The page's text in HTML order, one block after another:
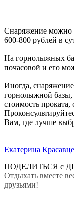
Снаряжение можно
600-800 рублей в
На горнолыжных
почасовой и его
Иногда,
горнолыжной
стоимость
Вам, где лучше
Екатерина
ПОДЕЛИТЬСЯ с
Отдыхать вместе
друзьями!